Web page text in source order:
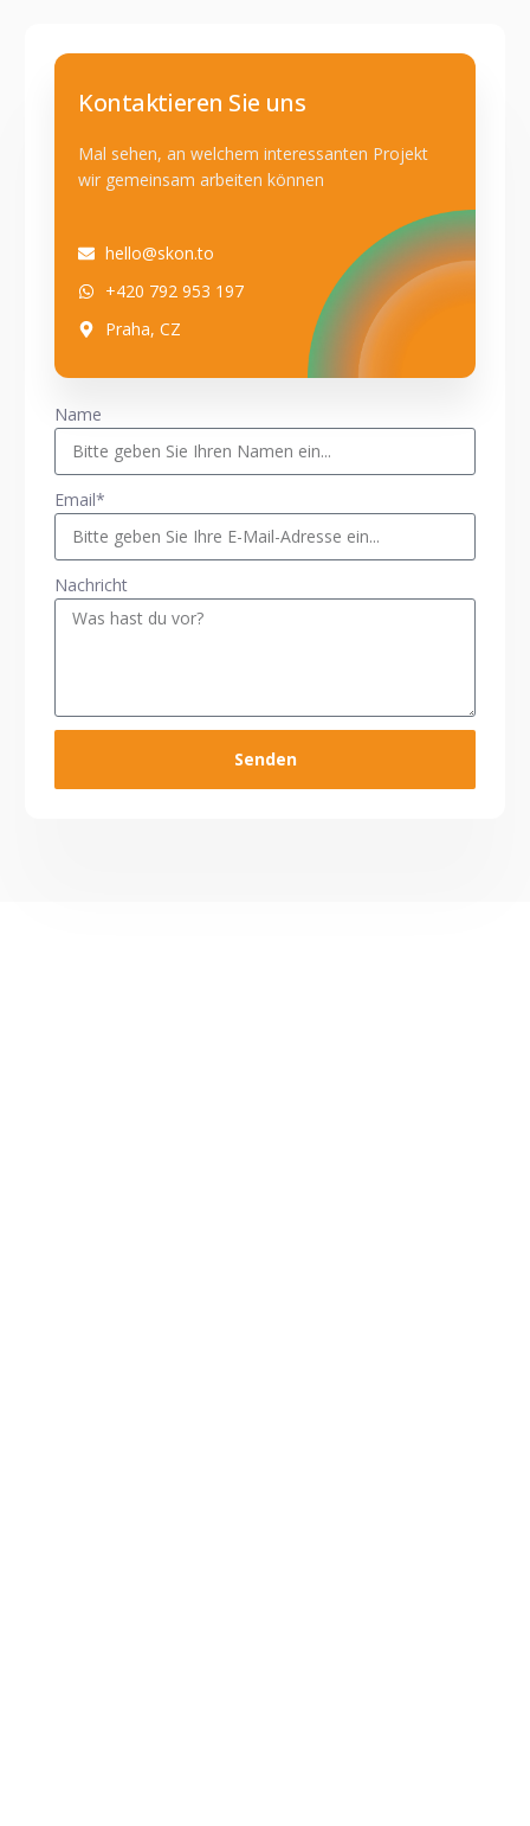
Name
Email*
Nachricht
Senden
Kontaktieren Sie uns
Mal sehen, an welchem interessanten Projekt
wir gemeinsam arbeiten können
hello@skon.to
+420 792 953 197
Praha, CZ